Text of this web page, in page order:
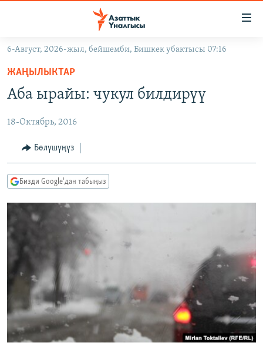
Навигацияга
өтүңүз
Издөөгө
салыңыз
КЫРГЫЗСТАН
КЫРГЫЗСТАН
САЯСАТ
ЭКОНОМИКА
ДҮЙНӨ
БОРБОР АЗИЯ
УКРАИНА
АТАЙЫН ИЛИКТӨӨ
БҮГҮН АЗАТТЫКТА
ЭКСПЕРТТЕР ТАЛДАЙТ
БИЗ ЖАНА ДҮЙНӨ
ДАНИСТЕ
ЭЖЕ-СИҢДИЛЕР
АЗАТТЫК+
ЫҢГАЙСЫЗ СУРООЛОР
ПОДКАСТ
ӨЗГӨЧӨ ПИКИР
Русский
ОНЛАЙН ШЕРИНЕ
6-Август, 2026-жыл, бейшемби, Бишкек убактысы 07:16
ЖАҢЫЛЫКТАР
Аба ырайы: чукул билдирүү
18-Октябрь, 2016
Бөлүшүңүз
Бизди Google'дан табыңыз